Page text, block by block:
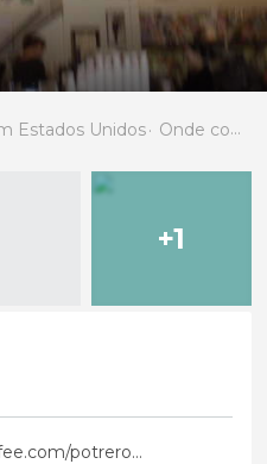
Estados Unidos Onde comer em Califórnia
+1
http://www.farleyscoffee.com/potrero.html